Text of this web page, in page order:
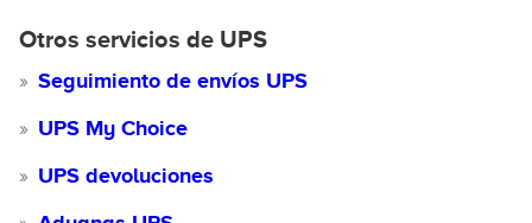
Otros servicios de UPS
Seguimiento de envíos UPS
UPS My Choice
UPS devoluciones